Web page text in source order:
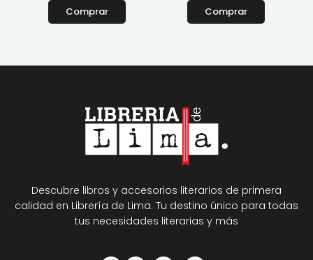
Comprar Comprar
Descubre libros y accesorios literarios de primera
calidad en Librería de Lima. Tu destino único para todas
tus necesidades literarias y más